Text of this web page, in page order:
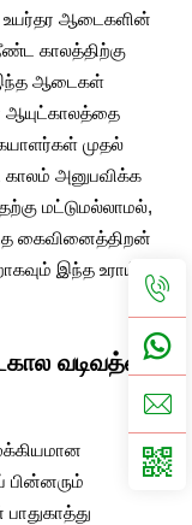
உயர்தர ஆடைகளின்
காலத்திற்கு
இந்த ஆடைகள்
முதல்
அனுபவிக்க
மட்டுமல்லாமல்,
கைவினைத்திறன்
இந்த உராய்வு
வடிவத்தை
பின்னரும்